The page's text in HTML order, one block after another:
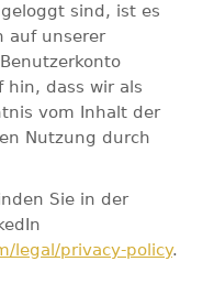
sind, ist es
auf unserer
hin, dass wir als
vom Inhalt der
Nutzung durch
Sie in der
legal/privacy-policy.